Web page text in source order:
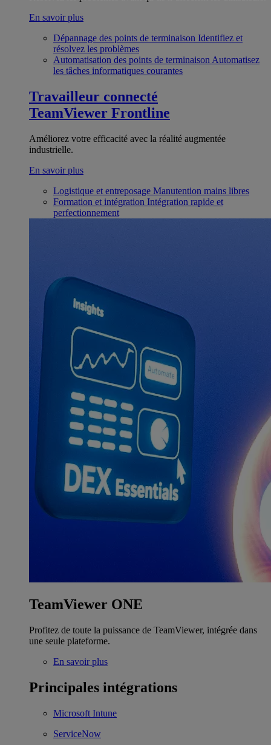
En savoir plus
Dépannage des points de terminaison Identifiez et
résolvez les problèmes
Automatisation des points de terminaison Automatisez
les tâches informatiques courantes
Travailleur connecté
TeamViewer Frontline
Améliorez votre efficacité avec la réalité augmentée
industrielle.
En savoir plus
Logistique et entreposage Manutention mains libres
Formation et intégration Intégration rapide et
perfectionnement
TeamViewer ONE
Profitez de toute la puissance de TeamViewer, intégrée dans
une seule plateforme.
En savoir plus
Principales intégrations
Microsoft Intune
ServiceNow